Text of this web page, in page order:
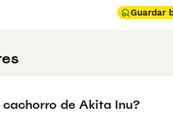
Guardar
de Akita Inu?